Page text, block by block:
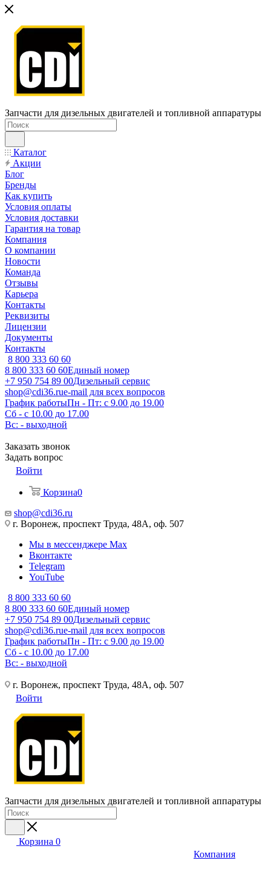
Запчасти для дизельных двигателей и топливной аппаратуры
Каталог
Акции
Блог
Бренды
Как купить
Условия оплаты
Условия доставки
Гарантия на товар
Компания
О компании
Новости
Команда
Отзывы
Карьера
Контакты
Реквизиты
Лицензии
Документы
Контакты
8 800 333 60 60
8 800 333 60 60Единый номер
+7 950 754 89 00Дизельный сервис
shop@cdi36.rue-mail для всех вопросов
График работыПн - Пт: с 9.00 до 19.00
Сб - с 10.00 до 17.00
Вс: - выходной
Заказать звонок
Задать вопрос
Войти
Корзина0
shop@cdi36.ru
г. Воронеж, проспект Труда, 48А, оф. 507
Мы в мессенджере Max
Вконтакте
Telegram
YouTube
8 800 333 60 60
8 800 333 60 60Единый номер
+7 950 754 89 00Дизельный сервис
shop@cdi36.rue-mail для всех вопросов
График работыПн - Пт: с 9.00 до 19.00
Сб - с 10.00 до 17.00
Вс: - выходной
г. Воронеж, проспект Труда, 48А, оф. 507
Войти
Запчасти для дизельных двигателей и топливной аппаратуры
Корзина 0
Компания